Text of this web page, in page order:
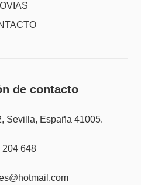
de contacto
Sevilla, España 41005.
204 648